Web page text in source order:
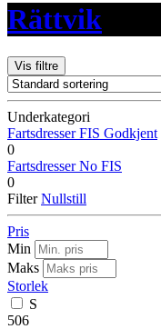
Rättvik
Vis filtre
Underkategori
Fartsdresser FIS Godkjent
0
Fartsdresser No FIS
0
Filter Nullstill
Pris
Min
Maks
Storlek
S
506